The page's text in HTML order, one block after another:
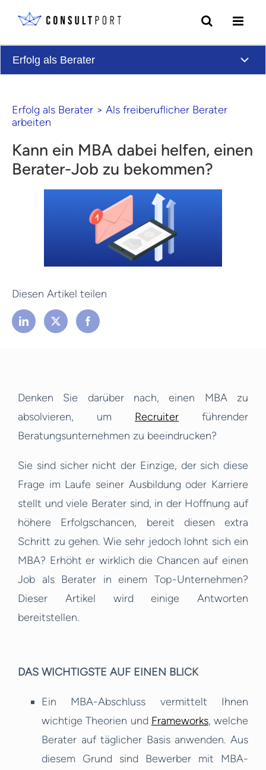
Erfolg als Berater
Erfolg als Berater > Als freiberuflicher Berater
arbeiten
Kann ein MBA dabei helfen, einen
Berater-Job zu bekommen?
Diesen Artikel teilen
Denken Sie darüber nach, einen MBA zu
absolvieren, um Recruiter führender
Beratungsunternehmen zu beeindrucken?
Sie sind sicher nicht der Einzige, der sich diese
Frage im Laufe seiner Ausbildung oder Karriere
stellt und viele Berater sind, in der Hoffnung auf
höhere Erfolgschancen, bereit diesen extra
Schritt zu gehen. Wie sehr jedoch lohnt sich ein
MBA? Erhöht er wirklich die Chancen auf einen
Job als Berater in einem Top-Unternehmen?
Dieser Artikel wird einige Antworten
bereitstellen.
DAS WICHTIGSTE AUF EINEN BLICK
Ein MBA-Abschluss vermittelt Ihnen
wichtige Theorien und Frameworks, welche
Berater auf täglicher Basis anwenden. Aus
diesem Grund sind Bewerber mit MBA-